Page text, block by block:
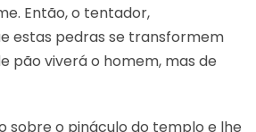
Então, o tentador,
estas pedras se transformem
pão viverá o homem, mas de
sobre o pináculo do templo e lhe